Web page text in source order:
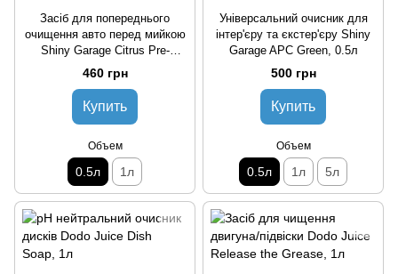
Засіб для попереднього
очищення авто перед мийкою
Shiny Garage Citrus Pre-
Cleaner, 0.5л
460 грн
Купить
Объем
0.5л 1л
Універсальний очисник для
інтер'єру та єкстер'єру Shiny
Garage APC Green, 0.5л
500 грн
Купить
Объем
0.5л 1л 5л